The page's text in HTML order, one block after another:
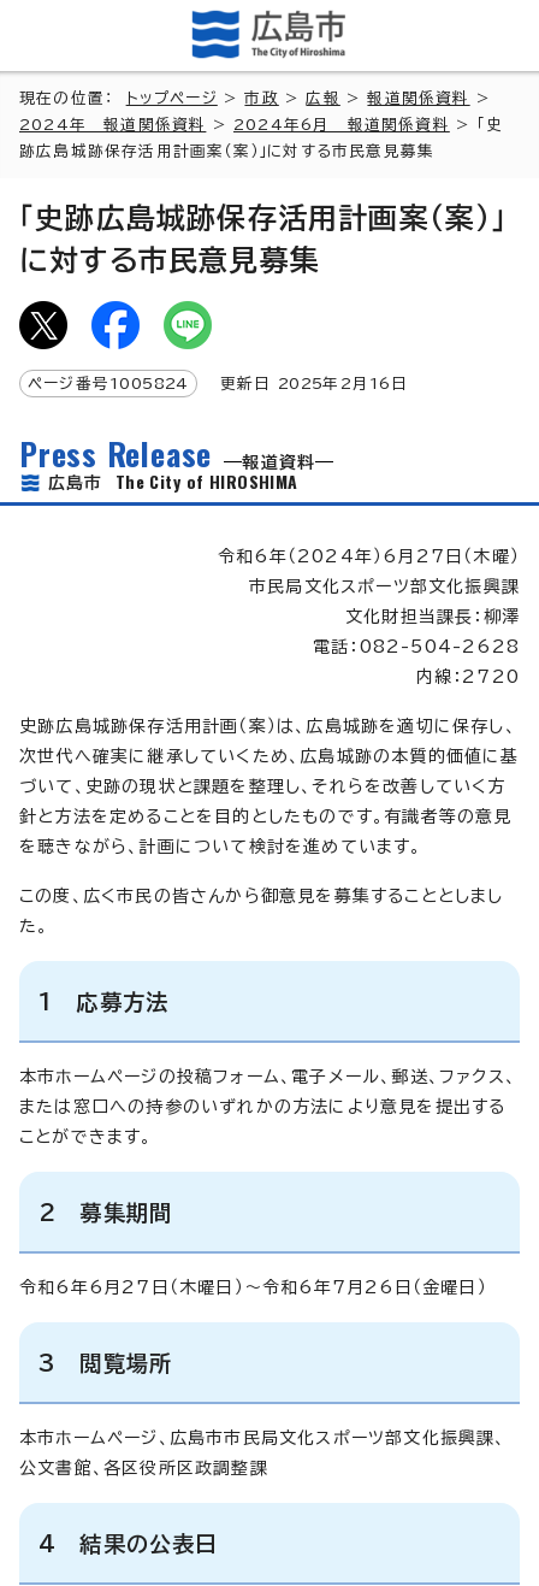
現在の位置： トップページ >市政 >広報 >報道関係資料
>
2024年 報道関係資料
> 2024年6月 報道関係資料
> 「史
跡広島城跡保存活用計画案（案）」に対する市民意見募集
「史跡広島城跡保存活用計画案（案）」
に対する市民意見募集
ページ番号 1005824 更新日 2025年2月 16 日
Press Release
報道資料
広島市 The City of HIROSHIMA
令和6年（2024年）6月27日（木曜）
市民局文化スポーツ部文化振興課
文化財担当課長：柳澤
電話：082-504-2628
内線：2720
史跡広島城跡保存活用計画（案）は、広島城跡を適切に保存し、
次世代へ確実に継承していくため、広島城跡の本質的価値に基
づいて、史跡の現状と課題を整理し、それらを改善していく方
針と方法を定めることを目的としたものです。有識者等の意見
を聴きながら、計画について検討を進めています。
この度、広く市民の皆さんから御意見を募集することとしまし
た。
1 応募方法
本市ホームページの投稿フォーム、電子メール、郵送、ファクス、
または窓口への持参のいずれかの方法により意見を提出する
ことができます。
2 募集期間
令和6年6月27日（木曜日）～令和6年7月26日（金曜日）
3 閲覧場所
本市ホームページ、広島市市民局文化スポーツ部文化振興課、
公文書館、各区役所区政調整課
4 結果の公表日